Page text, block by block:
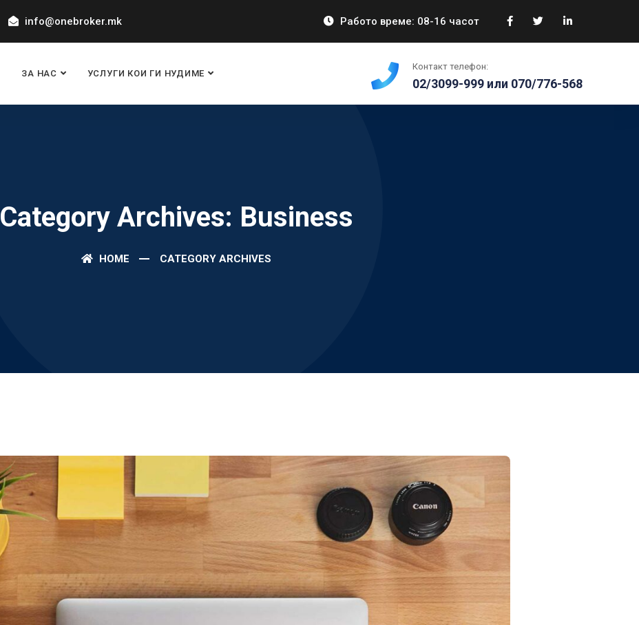
info@onebroker.mk Работо време: 08-16 часот
Контакт телефон:
02/3099-999 или 070/776-568
ЗА НАС УСЛУГИ КОИ ГИ НУДИМЕ
Category Archives: Business
HOME CATEGORY ARCHIVES